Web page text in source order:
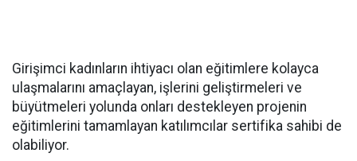
Girişimci kadınların ihtiyacı olan eğitimlere kolayca
ulaşmalarını amaçlayan, işlerini geliştirmeleri ve
büyütmeleri yolunda onları destekleyen projenin
eğitimlerini tamamlayan katılımcılar sertifika sahibi de
olabiliyor.